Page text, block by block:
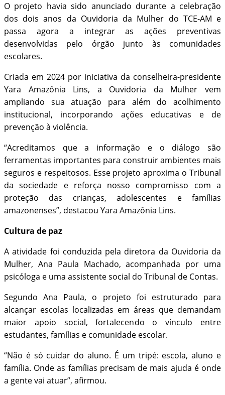
O projeto havia sido anunciado durante a celebração
dos dois anos da Ouvidoria da Mulher do TCE-AM e
passa agora a integrar as ações preventivas
desenvolvidas pelo órgão junto às comunidades
escolares.
Criada em 2024 por iniciativa da conselheira-presidente
Yara Amazônia Lins, a Ouvidoria da Mulher vem
ampliando sua atuação para além do acolhimento
institucional, incorporando ações educativas e de
prevenção à violência.
“Acreditamos que a informação e o diálogo são
ferramentas importantes para construir ambientes mais
seguros e respeitosos. Esse projeto aproxima o Tribunal
da sociedade e reforça nosso compromisso com a
proteção das crianças, adolescentes e famílias
amazonenses”, destacou Yara Amazônia Lins.
Cultura de paz
A atividade foi conduzida pela diretora da Ouvidoria da
Mulher, Ana Paula Machado, acompanhada por uma
psicóloga e uma assistente social do Tribunal de Contas.
Segundo Ana Paula, o projeto foi estruturado para
alcançar escolas localizadas em áreas que demandam
maior apoio social, fortalecendo o vínculo entre
estudantes, famílias e comunidade escolar.
“Não é só cuidar do aluno. É um tripé: escola, aluno e
família. Onde as famílias precisam de mais ajuda é onde
a gente vai atuar”, afirmou.